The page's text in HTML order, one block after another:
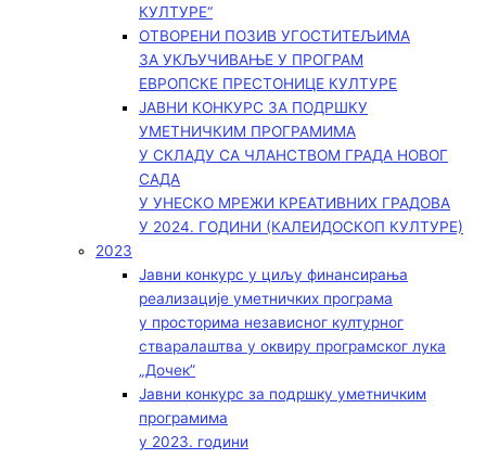
КУЛТУРЕ“
ОТВОРЕНИ ПОЗИВ УГОСТИТЕЉИМА
ЗА УКЉУЧИВАЊЕ У ПРОГРАМ
ЕВРОПСКЕ ПРЕСТОНИЦЕ КУЛТУРЕ
ЈАВНИ КОНКУРС ЗА ПОДРШКУ
УМЕТНИЧКИМ ПРОГРАМИМА
У СКЛАДУ СА ЧЛАНСТВОМ ГРАДА НОВОГ
САДА
У УНЕСКО МРЕЖИ КРЕАТИВНИХ ГРАДОВА
У 2024. ГОДИНИ (КАЛЕИДОСКОП КУЛТУРЕ)
2023
Јавни конкурс у циљу финансирања
реализације уметничких програма
у просторима независног културног
стваралаштва у оквиру програмског лука
„Дочек”
Јавни конкурс за подршку уметничким
програмима
у 2023. години